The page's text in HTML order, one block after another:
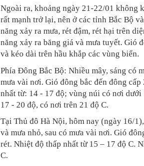
Ngoài ra, khoảng ngày 21-22/01 không
rất mạnh trở lại, nên ở các tỉnh Bắc Bộ
năng xảy ra mưa, rét đậm, rét hại trên
năng xảy ra băng giá và mưa tuyết. Gió
và kéo dài trên hầu khắp các vùng biển.
Phía Đông Bắc Bộ: Nhiều mây, sáng có
mưa vài nơi. Gió đông bắc đến đông
nhất từ: 14 - 17 độ; vùng núi có nơi dưới
17 - 20 độ, có nơi trên 21 độ C.
Tại Thủ đô Hà Nội, hôm nay (ngày 16/
và mưa nhỏ, sau có mưa vài nơi. Gió
rét. Nhiệt độ thấp nhất từ 15 – 17 độ C.
C.